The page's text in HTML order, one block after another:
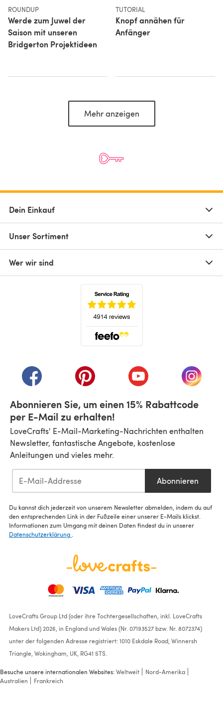
ROUNDUP
Werde zum Juwel der
Saison mit unseren
Bridgerton Projektideen
TUTORIAL
Knopf annähen für
Anfänger
Mehr anzeigen
Dein Einkauf
Unser Sortiment
Wer wir sind
(öffnet sich in einem neuen Tab)
(öffnet sich in einem neuen Tab)
(öffnet sich in einem
(öffnet
Abonnieren Sie, um einen 15% Rabattcode
per E-Mail zu erhalten!
LoveCrafts' E-Mail-Marketing-Nachrichten enthalten
Newsletter, fantastische Angebote, kostenlose
Anleitungen und vieles mehr.
Abonnieren
Du kannst dich jederzeit von unserem Newsletter abmelden, indem du auf
den entsprechenden Link in der Fußzeile einer unserer E-Mails klickst.
Informationen zum Umgang mit deinen Daten findest du in unserer
Datenschutzerklärung .
LoveCrafts Group Ltd (oder ihre Tochtergesellschaften, inkl. LoveCrafts
Makers Ltd) 2026, in England und Wales (Nr. 07193527 bzw. Nr. 8072374)
unter der folgenden Adresse registriert: 1010 Eskdale Road, Winnersh
Triangle, Wokingham, UK, RG41 5TS.
Besuche unsere internationalen Websites:Weltweit
Nord-Amerika
Australien
Frankreich